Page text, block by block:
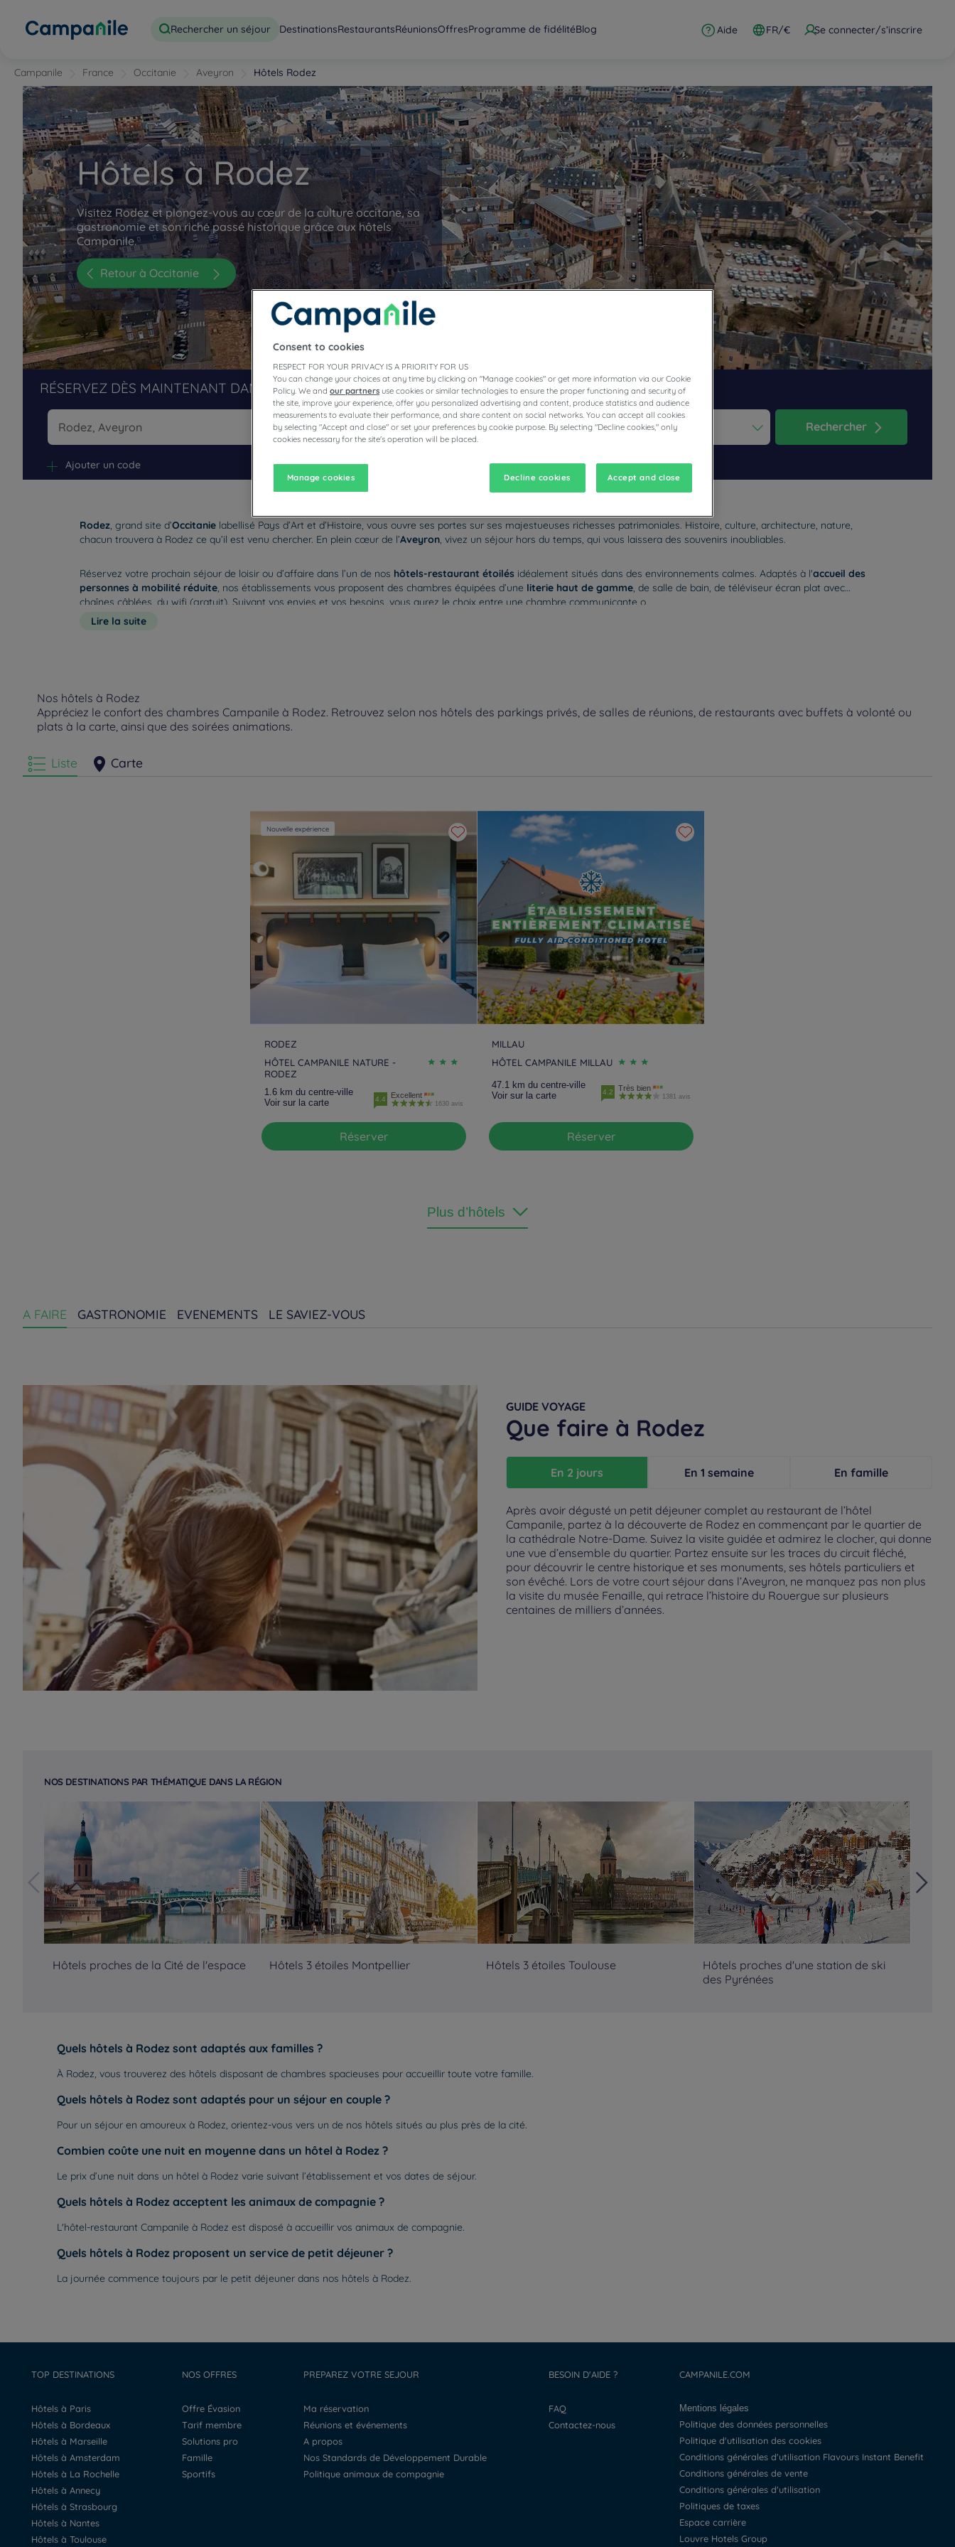
Rechercher un séjour DestinationsRestaurantsRéunionsOffresProgramme de fidélitéBlog Aide FR/€ Se connecter/s’inscrire
Campanile France Occitanie Aveyron Hôtels Rodez
Hôtels à Rodez
Visitez Rodez et plongez-vous au cœur de la culture occitane, sa
gastronomie et son riche passé historique grâce aux hôtels
Campanile.
Retour à Occitanie
RÉSERVEZ DÈS MAINTENANT DANS NOS HÔTELS RESTAURANTS CAMPANILE
Rechercher
Ajouter un code
Rodez, grand site d’Occitanie labellisé Pays d’Art et d’Histoire, vous ouvre ses portes sur ses majestueuses richesses patrimoniales. Histoire, culture, architecture, nature,
chacun trouvera à Rodez ce qu’il est venu chercher. En plein cœur de l’Aveyron, vivez un séjour hors du temps, qui vous laissera des souvenirs inoubliables.
Réservez votre prochain séjour de loisir ou d’affaire dans l’un de nos hôtels-restaurant étoilés idéalement situés dans des environnements calmes. Adaptés à l'accueil des
personnes à mobilité réduite, nos établissements vous proposent des chambres équipées d’une literie haut de gamme, de salle de bain, de téléviseur écran plat avec
chaînes câblées, du wifi (gratuit). Suivant vos envies et vos besoins, vous aurez le choix entre une chambre communicante o
Lire la suite
Nos hôtels à Rodez
Appréciez le confort des chambres Campanile à Rodez. Retrouvez selon nos hôtels des parkings privés, de salles de réunions, de restaurants avec buffets à volonté ou
plats à la carte, ainsi que des soirées animations.
Liste Carte
Nouvelle expérience
RODEZ
HÔTEL CAMPANILE NATURE -
RODEZ
1.6 km du centre-ville
Voir sur la carte
4.4 Excellent
1630 avis
Réserver
MILLAU
HÔTEL CAMPANILE MILLAU
47.1 km du centre-ville
Voir sur la carte
4.2 Très bien
1381 avis
Réserver
Plus d’hôtels
A FAIRE GASTRONOMIE EVENEMENTS LE SAVIEZ-VOUS
GUIDE VOYAGE
Que faire à Rodez
En 2 jours En 1 semaine En famille
Après avoir dégusté un petit déjeuner complet au restaurant de l’hôtel
Campanile, partez à la découverte de Rodez en commençant par le quartier de
la cathédrale Notre-Dame. Suivez la visite guidée et admirez le clocher, qui donne
une vue d’ensemble du quartier. Partez ensuite sur les traces du circuit fléché,
pour découvrir le centre historique et ses monuments, ses hôtels particuliers et
son évêché. Lors de votre court séjour dans l’Aveyron, ne manquez pas non plus
la visite du musée Fenaille, qui retrace l’histoire du Rouergue sur plusieurs
centaines de milliers d’années.
NOS DESTINATIONS PAR THÉMATIQUE DANS LA RÉGION
Hôtels proches de la Cité de l'espace Hôtels 3 étoiles Montpellier Hôtels 3 étoiles Toulouse
Hôtels proches d'une station de ski
des Pyrénées
Quels hôtels à Rodez sont adaptés aux familles ?
À Rodez, vous trouverez des hôtels disposant de chambres spacieuses pour accueillir toute votre famille.
Quels hôtels à Rodez sont adaptés pour un séjour en couple ?
Pour un séjour en amoureux à Rodez, orientez-vous vers un de nos hôtels situés au plus près de la cité.
Combien coûte une nuit en moyenne dans un hôtel à Rodez ?
Le prix d’une nuit dans un hôtel à Rodez varie suivant l’établissement et vos dates de séjour.
Quels hôtels à Rodez acceptent les animaux de compagnie ?
L'hôtel-restaurant Campanile à Rodez est disposé à accueillir vos animaux de compagnie.
Quels hôtels à Rodez proposent un service de petit déjeuner ?
La journée commence toujours par le petit déjeuner dans nos hôtels à Rodez.
TOP DESTINATIONS
Hôtels à Paris
Hôtels à Bordeaux
Hôtels à Marseille
Hôtels à Amsterdam
Hôtels à La Rochelle
Hôtels à Annecy
Hôtels à Strasbourg
Hôtels à Nantes
Hôtels à Toulouse
NOS OFFRES
Offre Évasion
Tarif membre
Solutions pro
Famille
Sportifs
PREPAREZ VOTRE SEJOUR
Ma réservation
Réunions et événements
A propos
Nos Standards de Développement Durable
Politique animaux de compagnie
BESOIN D'AIDE ?
FAQ
Contactez-nous
CAMPANILE.COM
Mentions légales
Politique des données personnelles
Politique d'utilisation des cookies
Conditions générales d'utilisation Flavours Instant Benefit
Conditions générales de vente
Conditions générales d'utilisation
Politiques de taxes
Espace carrière
Louvre Hotels Group
Consent to cookies
RESPECT FOR YOUR PRIVACY IS A PRIORITY FOR US
You can change your choices at any time by clicking on "Manage cookies" or get more information via our Cookie
Policy. We and our partners use cookies or similar technologies to ensure the proper functioning and security of
the site, improve your experience, offer you personalized advertising and content, produce statistics and audience
measurements to evaluate their performance, and share content on social networks. You can accept all cookies
by selecting "Accept and close" or set your preferences by cookie purpose. By selecting "Decline cookies," only
cookies necessary for the site's operation will be placed.
Manage cookies Decline cookies Accept and close